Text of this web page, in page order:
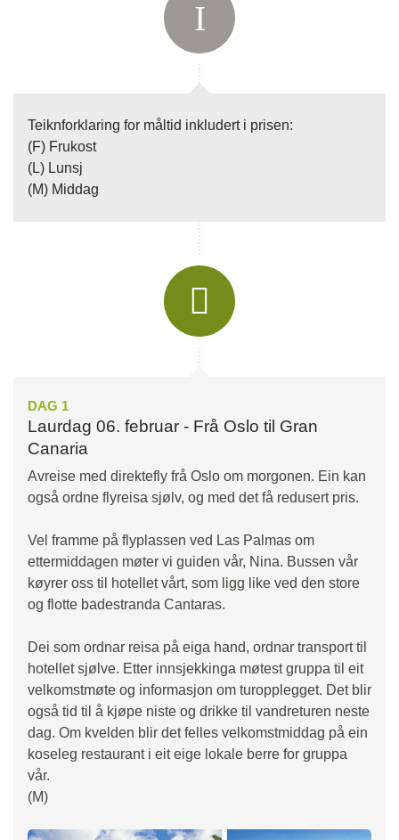
Instagram:
fotefartemareiser
Teiknforklaring for måltid inkludert i prisen:
(F) Frukost
(L) Lunsj
(M) Middag
DAG 1
Laurdag 06. februar - Frå Oslo til Gran
Canaria
Avreise med direktefly frå Oslo om morgonen. Ein kan
også ordne flyreisa sjølv, og med det få redusert pris.
Vel framme på flyplassen ved Las Palmas om
ettermiddagen møter vi guiden vår, Nina. Bussen vår
køyrer oss til hotellet vårt, som ligg like ved den store
og flotte badestranda Cantaras.
Dei som ordnar reisa på eiga hand, ordnar transport til
hotellet sjølve. Etter innsjekkinga møtest gruppa til eit
velkomstmøte og informasjon om turopplegget. Det blir
også tid til å kjøpe niste og drikke til vandreturen neste
dag. Om kvelden blir det felles velkomstmiddag på ein
koseleg restaurant i eit eige lokale berre for gruppa
vår.
(M)